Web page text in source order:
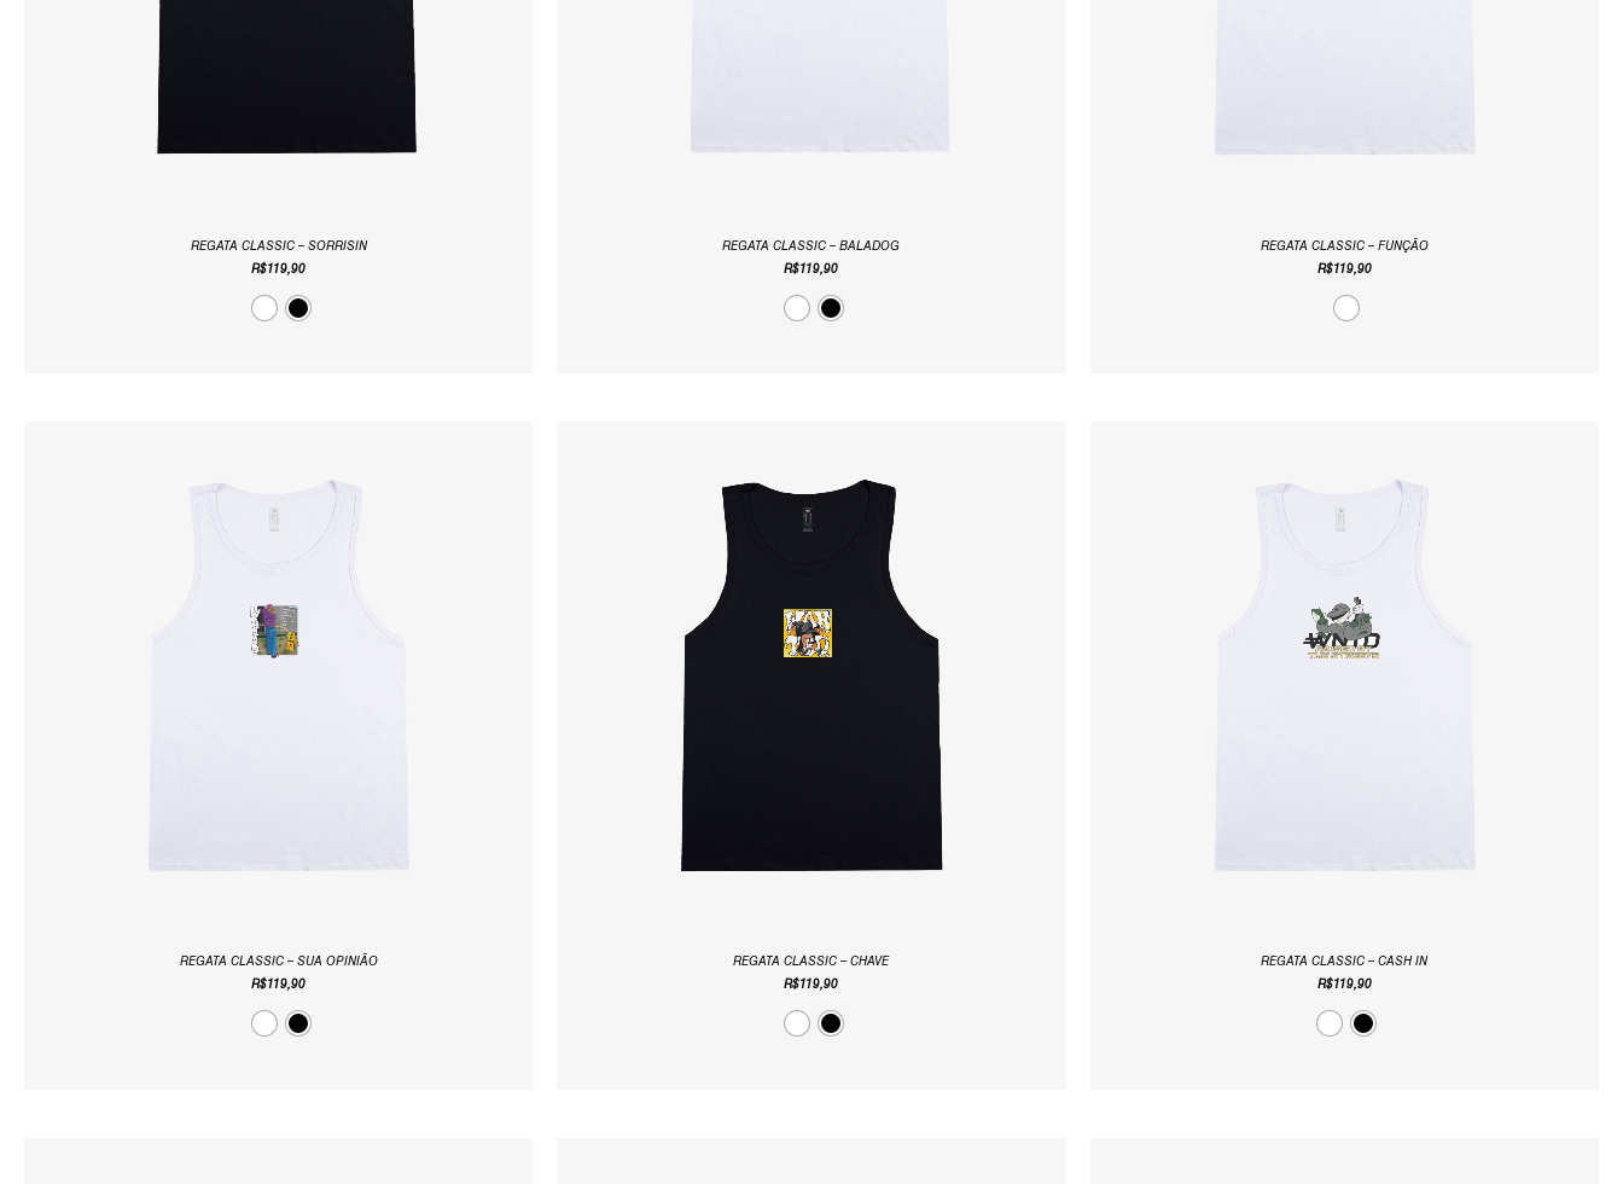
REGATA CLASSIC – SORRISIN
R$ 119,90
REGATA CLASSIC – BALADOG
R$ 119,90
REGATA CLASSIC – FUNÇÃO
R$119,90
REGATA CLASSIC – SUA OPINIÃO
R$ 119,90
REGATA CLASSIC – CHAVE
R$ 119,90
REGATA CLASSIC – CASH IN
R$119,90